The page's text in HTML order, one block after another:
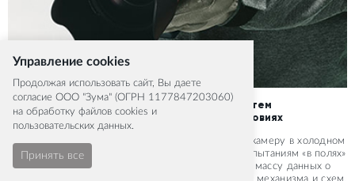
Непревзойденная надежность доказана путем
тестирования в суровых климатических условиях
Предполагая, что фотографы будут использовать камеру в холодном
климате, PENTAX подверг К-1 Mark II суровым испытаниям «в полях»
при температурах до –10°C, и собрали огромную массу данных о
точности работы, быстродействии и стабильности механизма и схем,
Управление cookies
Продолжая использовать сайт, Вы даете
согласие ООО "Зума" (ОГРН 1177847203060)
на обработку файлов cookies и
пользовательских данных.
Принять все